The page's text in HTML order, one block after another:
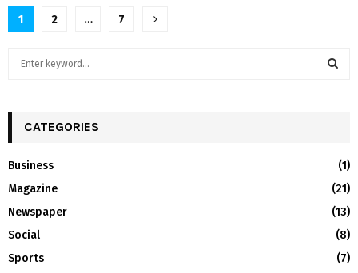
Posts
1 2 … 7
h
o
r
:
R
CATEGORIES
Business
(1)
Magazine
(21)
Newspaper
(13)
Social
(8)
Sports
(7)